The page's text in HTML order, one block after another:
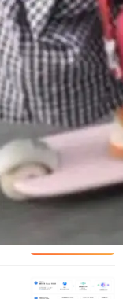
关
治
开
多
同
全
行
工
载
万
的
业
文
的
一
腾
心
AI
但
面
M
显